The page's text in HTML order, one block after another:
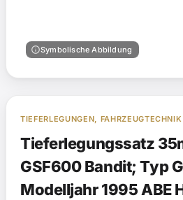
infoSymbolische Abbildung
TIEFERLEGUNGEN,
Tieferlegungssatz
GSF600 Bandit; Typ
Modelljahr 1995 ABE